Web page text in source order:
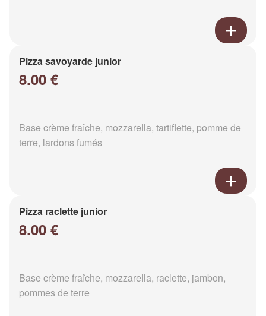
Pizza savoyarde junior
8.00 €
Base crème fraîche, mozzarella, tartiflette, pomme de
terre, lardons fumés
Pizza raclette junior
8.00 €
Base crème fraîche, mozzarella, raclette, jambon,
pommes de terre